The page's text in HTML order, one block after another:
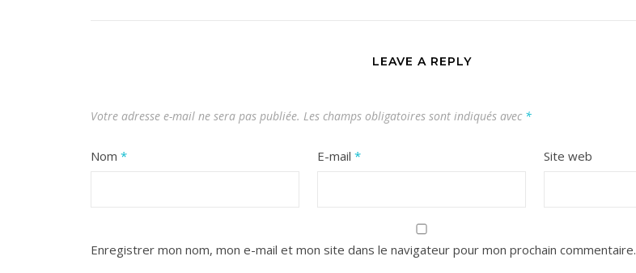
LEAVE A REPLY
Votre adresse e-mail ne sera pas publiée. Les champs obligatoires sont indiqués avec *
Nom * E-mail * Site web
Enregistrer mon nom, mon e-mail et mon site dans le navigateur pour mon prochain commentaire.